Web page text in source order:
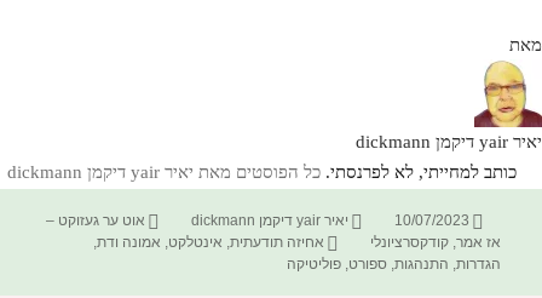
מאת
יאיר yair דיקמן dickmann
כותב למחייתי, לא לפרנסתי. כל הפוסטים מאת יאיר yair דיקמן dickmann‏
פורסם
בתאריך
10/07/2023 מחבר
יאיר yair דיקמן dickmann קטגוריות
אוט ער געזוקט –
אז אמר,קודקסרציונלי תגיות
אחיזה תודעתית, אינטלקט, אמונה ודת,
הגדרות, התנהגות,ספורט,פוליטיקה